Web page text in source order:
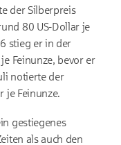
der Silberpreis
80 US-Dollar je
stieg er in der
Feinunze, bevor er
notierte der
je Feinunze.
gestiegenes
als auch den